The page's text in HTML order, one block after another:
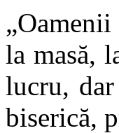
la masă,
lucru, dar
biserică,